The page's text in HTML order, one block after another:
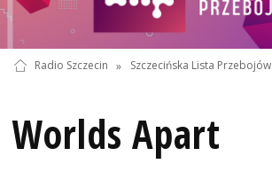
Radio Szczecin » Szczecińska Lista Przebojów
Worlds Apart